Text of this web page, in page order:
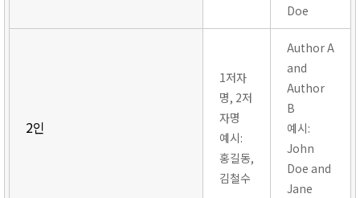
Doe
2인
1저자
명, 2저
자명
예시:
홍길동,
김철수
Author A
and
Author
B
예시:
John
Doe and
Jane